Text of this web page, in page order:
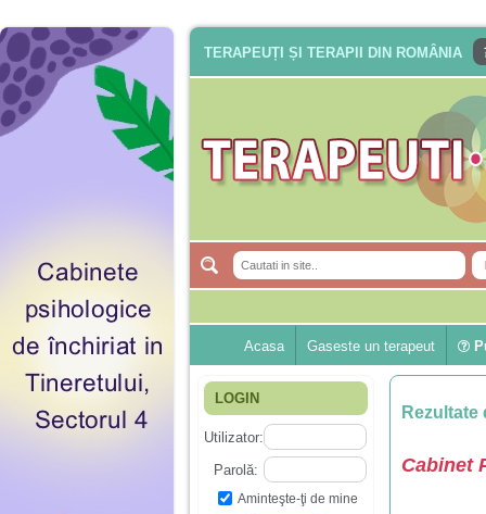
TERAPEUȚI ȘI TERAPII DIN ROMÂNIA
Acasa Gaseste un terapeut
LOGIN
Utilizator:
Parolă:
Aminteşte-ţi de mine
Rezultate
Cabinet